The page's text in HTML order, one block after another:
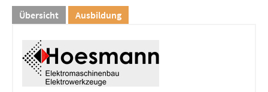
Übersicht Ausbildung